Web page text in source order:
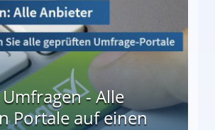
- Alle
Portale auf einen